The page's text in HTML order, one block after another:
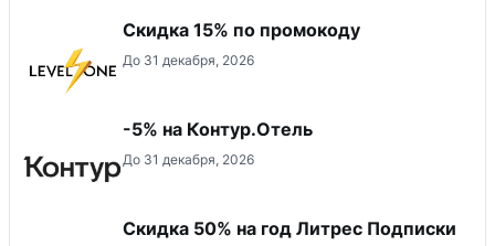
Скидка 15% по промокоду
До 31 декабря, 2026
-5% на Контур.Отель
До 31 декабря, 2026
Скидка 50% на год Литрес Подписки